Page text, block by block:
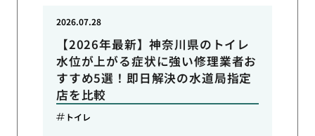
【2026年最新】神奈川県のトイレ
水位が上がる症状に強い修理業者お
すすめ5選！即日解決の水道局指定
店を比較
2026.07.28
トイレ